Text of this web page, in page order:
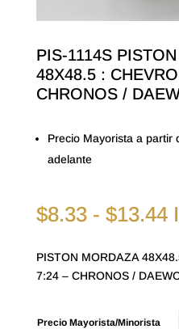
PIS-1114S
48X48.5 :
CHRONOS /
Precio Mayorista a partir
adelante
$8.33 - $13.44
PISTON MORDAZA
7:24 – CHRONOS /
Precio Mayorista/Minorista